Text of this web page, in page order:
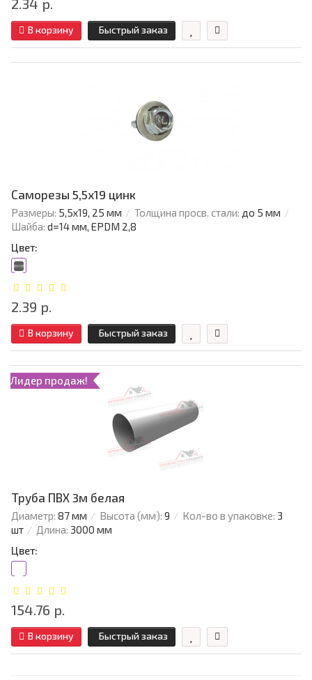
2.34 р.
В корзину Быстрый заказ
Саморезы 5,5х19 цинк
Размеры: 5,5х19, 25 мм Толщина просв. стали: до 5 мм
Шайба: d=14 мм, EPDM 2,8
Цвет:
2.39 р.
В корзину Быстрый заказ
Лидер продаж!
Труба ПВХ 3м белая
Диаметр: 87 мм Высота (мм): 9 Кол-во в упаковке: 3
шт
Длина: 3000 мм
Цвет:
154.76 р.
В корзину Быстрый заказ